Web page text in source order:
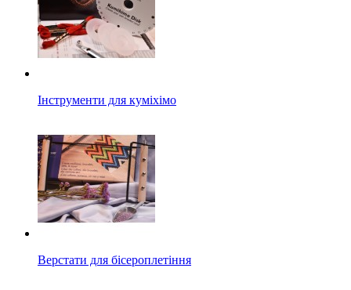
Інструменти для куміхімо
Верстати для бісероплетіння